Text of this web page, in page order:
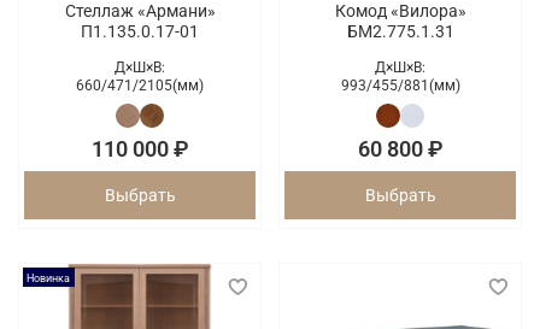
Стеллаж «Армани»
П1.135.0.17-01
Д×Ш×В:
660/471/2105(мм)
110 000 ₽
Выбрать
Комод «Вилора»
БМ2.775.1.31
Д×Ш×В:
993/455/881(мм)
60 800 ₽
Выбрать
Новинка